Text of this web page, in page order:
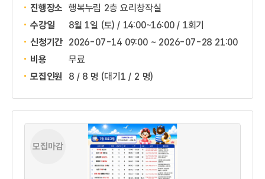
진행장소 행복누림 2층 요리창작실
수강일
8월 1일 (토) / 14:00~16:00 / 1회기
신청기간 2026-07-14 09:00 ~ 2026-07-28 21:00
비용
무료
모집인원
8 / 8 명 (대기1 / 2 명)
모집마감